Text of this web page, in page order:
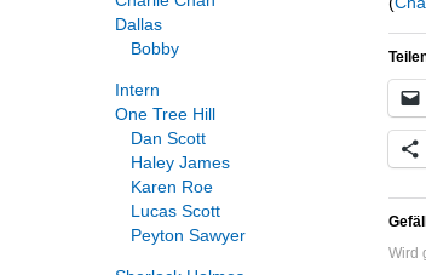
Wird
Dallas
Bobby
Intern
One Tree Hill
Dan Scott
Haley James
Karen Roe
Lucas Scott
Peyton Sawyer